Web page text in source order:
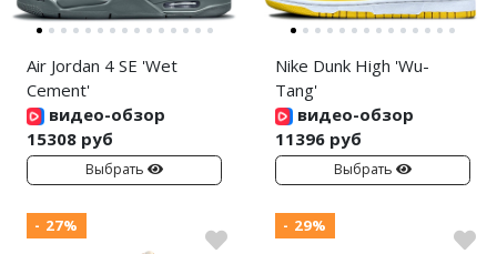
Air Jordan 4 SE 'Wet
Cement'
видео-обзор
15308 руб
Выбрать
Nike Dunk High 'Wu-
Tang'
видео-обзор
11396 руб
Выбрать
- 27% - 29%